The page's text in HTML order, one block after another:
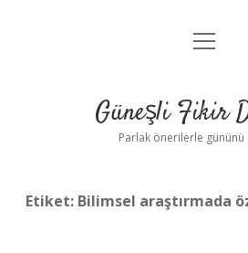
Anasayfa
Yasal Uyarı
menüyü
Güneşli Fikir
Parlak önerilerle gününü
Etiket: Bilimsel araştırmada